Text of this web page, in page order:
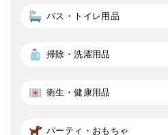
バス・トイレ用品
掃除・洗濯用品
衛生・健康用品
パーティ・おもちゃ